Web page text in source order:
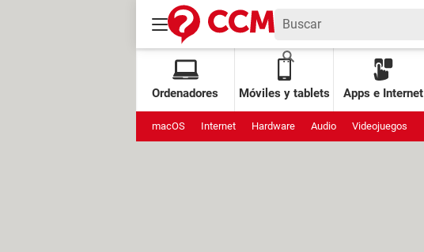
Ordenadores Móviles y tablets Apps e Internet
macOS Internet Hardware Audio Videojuegos